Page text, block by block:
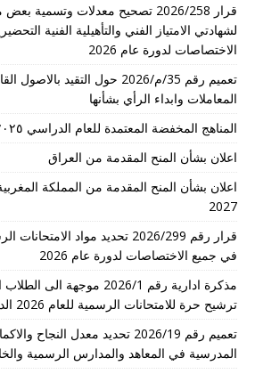
قرار 2026/258 تصحيح معدلات
لشهادتي الامتياز الفني والتأهيلية الفنية
الاختصاصات لدورة عام 2026
تعميم رقم 35/م/2026 حول التقيد
المعاملات وابداء الرأي بشأنها
المناهج المخفضة المعتمدة للعام الدراسي ٢٠٢٥-٢٠٢٦
اعلان بشأن المنح المقدمة من العراق
2027
قرار رقم 2026/299 تحديد مواد
في جميع الاختصاصات لدورة عام 2026
مذكرة ادارية رقم 2026/1
ترشيح حرة للامتحانات الرسمية للعام 2026 الدورة الاولى
تعميم رقم 2026/19 تحديد معدل
المدرسية في المعاهد والمدارس الرسمية